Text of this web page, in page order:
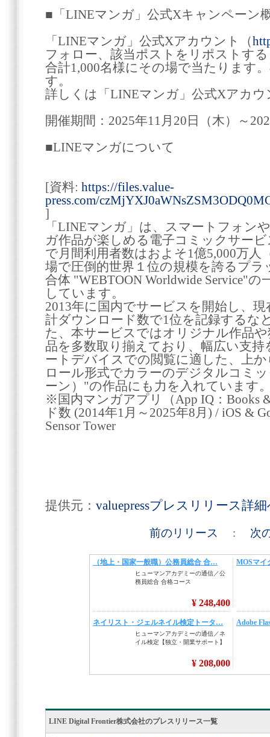
■「LINEマンガ」公式Xキャンペーン
「LINEマンガ」公式Xアカウント（
フォロー、該当ポストをリポストす
合計1,000名様にその場で当たります
す。
詳しくは「LINEマンガ」公式Xアカ
開催期間：2025年11月20日（木）～
■LINEマンガについて
[資料: https://files.value-
press.com/
]
「LINEマンガ」は、スマートフォン
ガ作品が楽しめる電子コミックサー
で月間利用者数はおよそ1億5,000万人
場で圧倒的世界１位の規模を誇るプ
合体 "WEBTOON Worldwide Service"
しています。
2013年に国内でサービスを開始し、
計ダウンロード数で1位を記録するな
た、本サービスではオリジナル作品
品を多数取り揃えており、幅広い支
ートデバイスでの閲覧に適した、上
ロール形式でカラーのデジタルコミ
ーン）"の作品にも力を入れています
※国内マンガアプリ（App IQ：Books
ド数 (2014年1月～2025年8月) / iOS &
Sensor Tower
提供元： valuepressプレスリリース詳
前のリリース : 次
LINE Digital Frontier株式会社のプレスリリース一覧